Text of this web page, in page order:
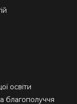
освіти
благополуччя